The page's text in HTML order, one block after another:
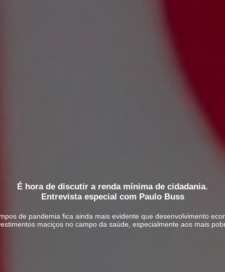
É hora de discutir a renda mínima de cidadania.
Entrevista especial com Paulo Buss
de pandemia fica ainda mais evidente que desenvolvimento
maciços no campo da saúde, especialmente aos mais